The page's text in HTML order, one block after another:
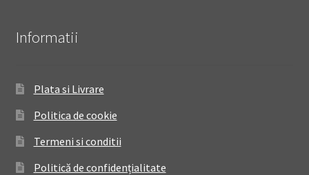
Informatii
Plata si Livrare
Politica de cookie
Termeni si conditii
Politică de confidențialitate